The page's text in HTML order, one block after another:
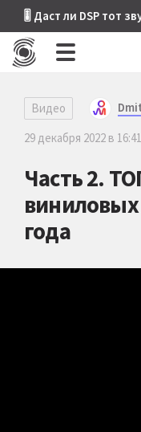
🎚 Даст ли DSP тот
Видео
29 декабря 2022 в 16:41
Часть 2.
виниловых
года